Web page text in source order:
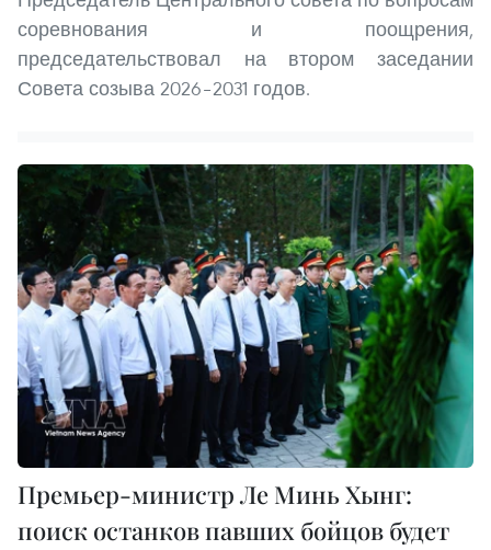
соревнования и поощрения,
председательствовал на втором заседании
Совета созыва 2026–2031 годов.
Премьер-министр Ле Минь Хынг:
поиск останков павших бойцов будет